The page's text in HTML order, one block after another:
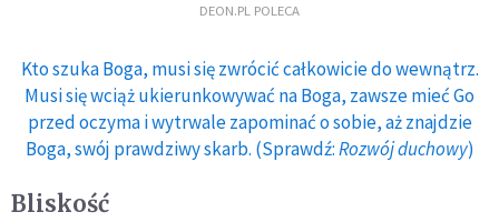
DEON.PL POLECA
Kto szuka Boga, musi się zwrócić całkowicie do wewnątrz.
Musi się wciąż ukierunkowywać na Boga, zawsze mieć Go
przed oczyma i wytrwale zapominać o sobie, aż znajdzie
Boga, swój prawdziwy skarb. (Sprawdź:Rozwój duchowy)
Bliskość